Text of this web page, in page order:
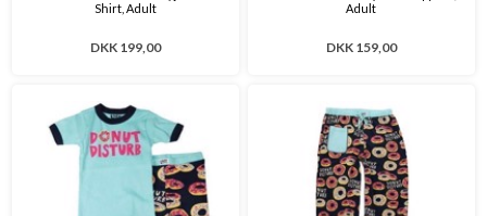
Shirt, Adult
DKK 199,00
Adult
DKK 159,00